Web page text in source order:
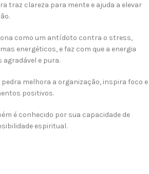
traz clareza para mente e ajuda a elevar
como um antídoto contra o stress,
energéticos, e faz com que a energia
e pura.
melhora a organização, inspira foco e
positivos.
é conhecido por sua capacidade de
espiritual.